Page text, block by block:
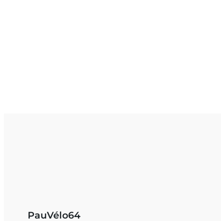
PauVélo64